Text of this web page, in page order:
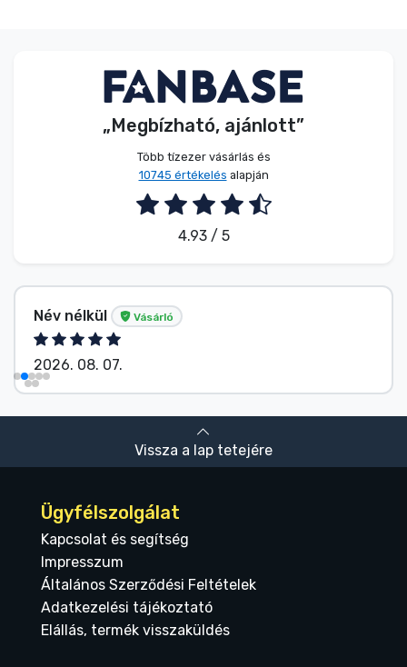
„Megbízható, ajánlott”
Több tízezer vásárlás és
10745 értékelés alapján
4.93 / 5
Név nélkül Vásárló
2026. 08. 07.
Vissza a lap tetejére
Ügyfélszolgálat
Kapcsolat és segítség
Impresszum
Általános Szerződési Feltételek
Adatkezelési tájékoztató
Elállás, termék visszaküldés